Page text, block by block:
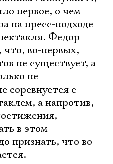
первое, о чем
на пресс-подходе
Федор
во-первых,
не существует, а
не
соревнуется с
а напротив,
в этом
признать, что во